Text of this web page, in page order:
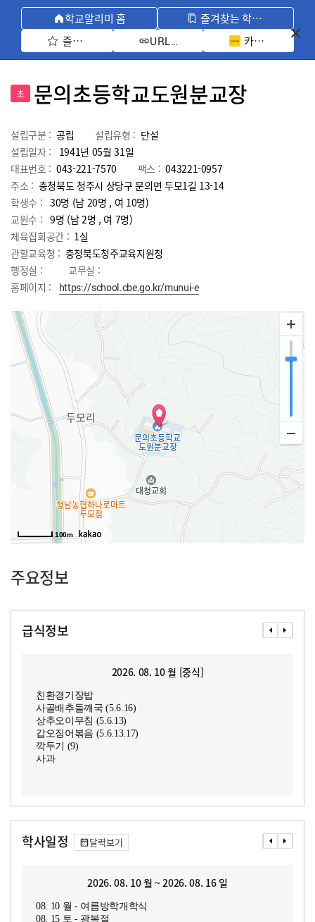
학교알리미 홈
즐겨찾는 학교 모아보기
즐겨찾기 선택
URL 복사 카카오톡 공유
초 문의초등학교도원분교장
설립구분 : 공립 설립유형 : 단설
설립일자 :
1941년 05월 31일
대표번호 : 043-221-7570 팩스 : 043221-0957
주소 : 충청북도 청주시 상당구 문의면 두모1길 13-14
학생수 : 30명 (남 20명 , 여 10명)
교원수 : 9명 (남2명 , 여 7명)
체육집회공간 : 1실
관할교육청 : 충청북도청주교육지원청
행정실 :
교무실 :
홈페이지 :
https://school.cbe.go.kr/munui-e
100m
주요정보
급식정보
2026. 08. 10 월 [중식]
친환경기장밥
사골배추들깨국 (5.6.16)
상추오이무침 (5.6.13)
갑오징어볶음 (5.6.13.17)
깍두기 (9)
사과
학사일정 달력보기
2026. 08. 10 월 ~ 2026. 08. 16 일
08. 10 월 - 여름방학개학식
08. 15 토 - 광복절